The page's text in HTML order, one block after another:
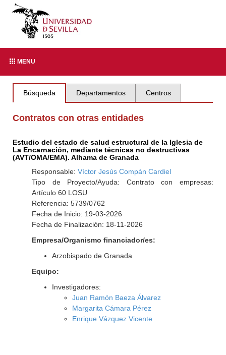
MENU
Búsqueda Departamentos Centros
Contratos con otras entidades
Estudio del estado de salud estructural de la Iglesia de
La Encarnación, mediante técnicas no destructivas
(AVT/OMA/EMA). Alhama de Granada
Responsable: Víctor Jesús Compán Cardiel
Tipo de Proyecto/Ayuda: Contrato con empresas:
Artículo 60 LOSU
Referencia: 5739/0762
Fecha de Inicio: 19-03-2026
Fecha de Finalización: 18-11-2026
Empresa/Organismo financiador/es:
Arzobispado de Granada
Equipo:
Investigadores:
Juan Ramón Baeza Álvarez
Margarita Cámara Pérez
Enrique Vázquez Vicente